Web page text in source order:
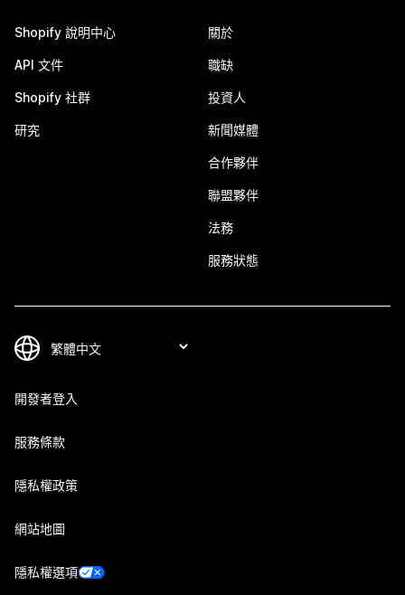
Shopify 說明中心
API 文件
Shopify 社群
研究
關於
職缺
投資人
新聞媒體
合作夥伴
聯盟夥伴
法務
服務狀態
開發者登入
服務條款
隱私權政策
網站地圖
隱私權選項